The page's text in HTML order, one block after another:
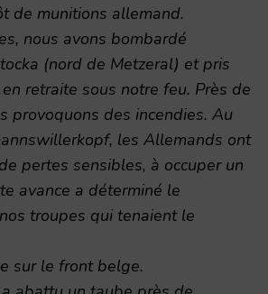
de munitions allemand.
nous avons bombardé
(nord de Metzeral) et pris
retraite sous notre feu. Près de
provoquons des incendies. Au
les Allemands ont
pertes sensibles, à occuper un
avance a déterminé le
troupes qui tenaient le
sur le front belge.